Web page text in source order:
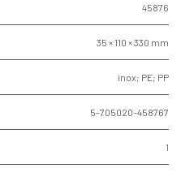
45876
35 × 110 × 330 mm
inox; PE; PP
5-705020-458767
1